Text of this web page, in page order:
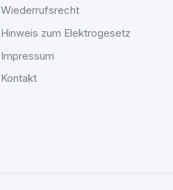
Wiederrufsrecht
Hinweis zum Elektrogesetz
Impressum
Kontakt